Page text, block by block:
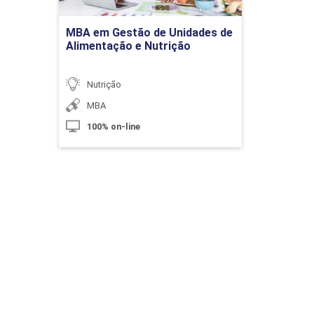
MBA em Gestão de Unidades de
Alimentação e Nutrição
Nutrição
MBA
100% on-line